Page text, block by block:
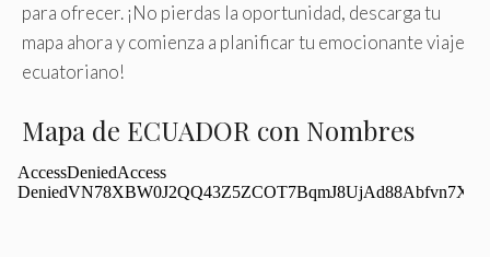
para ofrecer. ¡No pierdas la oportunidad, descarga tu
mapa ahora y comienza a planificar tu emocionante viaje
ecuatoriano!
Mapa de ECUADOR con Nombres